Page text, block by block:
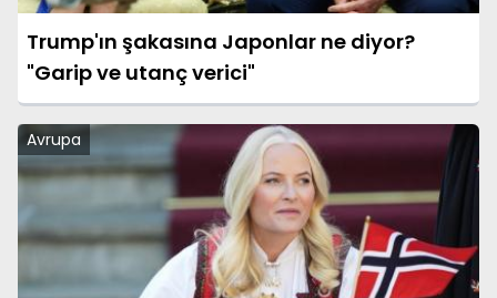
Trump'ın şakasına Japonlar ne diyor?
"Garip ve utanç verici"
Avrupa